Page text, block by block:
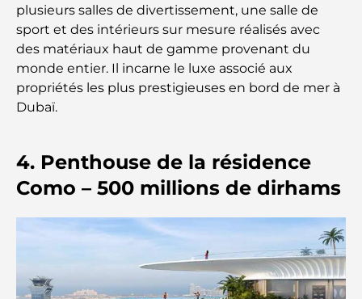
Guide des salles de sport de Damac Hills : Les
meilleures options de remise en forme à Damac
Hills et aux alentours
Les meilleurs centres commerciaux de Dubaï pour
le shopping et les loisirs
Que faire au DIFC : explorez le quartier le plus
dynamique de Dubaï
Cartes de crédit aux Émirats arabes unis : un guide
complet pour dépenser intelligemment
Hôpital du DIFC : des soins médicaux de classe
mondiale à Dubaï
plusieurs salles de divertissement, une salle de
sport et des intérieurs sur mesure réalisés avec
des matériaux haut de gamme provenant du
monde entier. Il incarne le luxe associé aux
propriétés les plus prestigieuses en bord de mer à
Dubaï.
4. Penthouse de la résidence
Como – 500 millions de dirhams